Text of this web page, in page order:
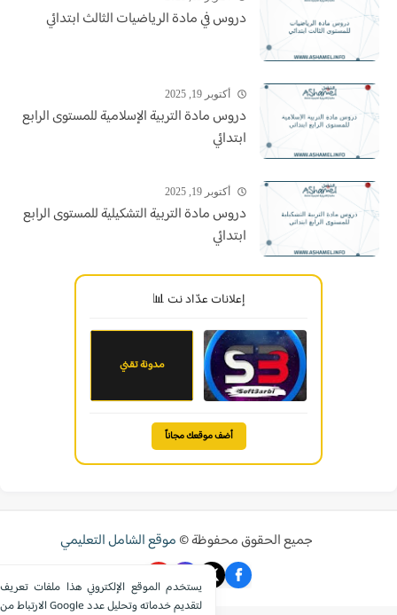
دروس في مادة الرياضيات الثالث ابتدائي
أكتوبر 19, 2025
دروس مادة التربية الإسلامية للمستوى الرابع
ابتدائي
أكتوبر 19, 2025
دروس مادة التربية التشكيلية للمستوى الرابع
ابتدائي
إعلانات عدّاد نت 📊
مدونة تقني
أضف موقعك مجاناً
جميع الحقوق محفوظة ©موقع الشامل التعليمي
يستخدم الموقع الإلكتروني هذا ملفات تعريف
الارتباط من Google لتقديم خدماته وتحليل عدد